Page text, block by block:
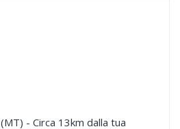
(MT) - Circa 13km dalla tua